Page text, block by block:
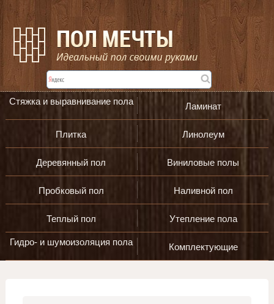
Стяжка и выравнивание пола Ламинат
Плитка Линолеум
Деревянный пол Виниловые полы
Пробковый пол Наливной пол
Теплый пол Утепление пола
Гидро- и шумоизоляция пола Комплектующие